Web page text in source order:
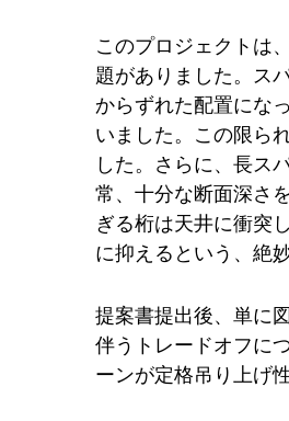
このプロジェクトは
題がありました。ス
からずれた配置にな
いました。この限ら
した。さらに、長ス
常、十分な断面深さ
ぎる桁は天井に衝突
に抑えるという、絶
提案書提出後、単に
伴うトレードオフに
ーンが定格吊り上げ